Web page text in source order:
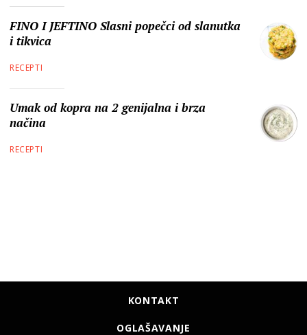
FINO I JEFTINO Slasni popečci od slanutka
i tikvica
RECEPTI
Umak od kopra na 2 genijalna i brza
načina
RECEPTI
KONTAKT
OGLAŠAVANJE